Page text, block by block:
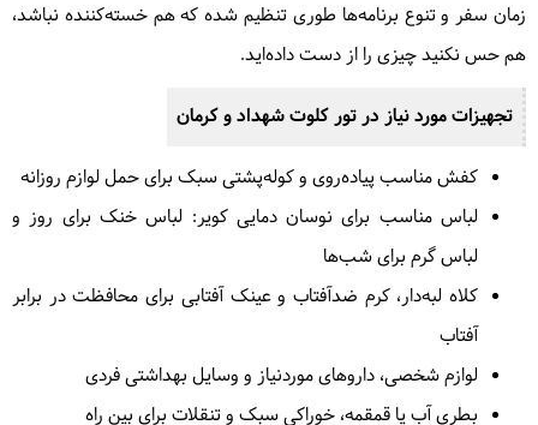
زمان سفر و تنوع برنامه‌ها طوری تنظیم شده که هم خسته‌کننده نباشد،
هم حس نکنید چیزی را از دست داده‌اید.
تجهیزات مورد نیاز در تور کلوت شهداد و کرمان
کفش مناسب پیاده‌روی و کوله‌پشتی سبک برای حمل لوازم روزانه
لباس مناسب برای نوسان دمایی کویر: لباس خنک برای روز و
لباس گرم برای شب‌ها
کلاه لبه‌دار، کرم ضدآفتاب و عینک آفتابی برای محافظت در برابر
آفتاب
لوازم شخصی، داروهای موردنیاز و وسایل بهداشتی فردی
بطری آب یا قمقمه، خوراکی سبک و تنقلات برای بین راه